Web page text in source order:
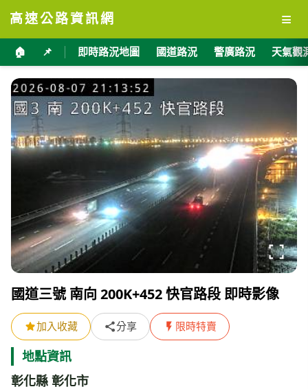
高速公路資訊網 ≡
🏠 📌 即時路況地圖 國道路況 警廣路況 天氣觀
國道三號 南向 200K+452 快官路段 即時影像
加入收藏 分享 限時特賣
地點資訊
彰化縣 彰化市